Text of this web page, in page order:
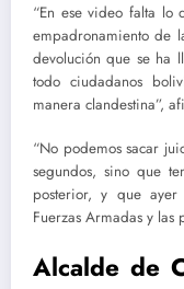
“En ese video falta lo
empadronamiento de
devolución que se ha
todo ciudadanos
manera clandestina”,
“No podemos sacar
segundos, sino que
posterior, y que
Fuerzas Armadas y las
Alcalde de